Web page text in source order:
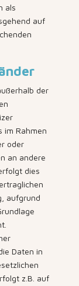
als
auf
der
im Rahmen
oder
an andere
dies
aufgrund
Daten in
z.B. auf